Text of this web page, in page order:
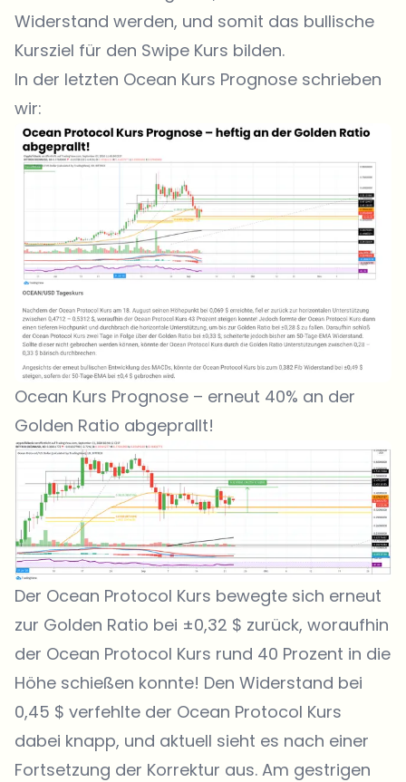
Widerstand werden, und somit das bullische
Kursziel für den Swipe Kurs bilden.
In der letzten Ocean Kurs Prognose schrieben
wir:
Ocean Kurs Prognose – erneut 40% an der
Golden Ratio abgeprallt!
Der Ocean Protocol Kurs bewegte sich erneut
zur Golden Ratio bei ±0,32 $ zurück, woraufhin
der Ocean Protocol Kurs rund 40 Prozent in die
Höhe schießen konnte! Den Widerstand bei
0,45 $ verfehlte der Ocean Protocol Kurs
dabei knapp, und aktuell sieht es nach einer
Fortsetzung der Korrektur aus. Am gestrigen